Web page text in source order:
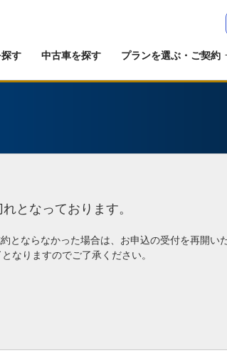
す 中古車を探す プランを選ぶ・ご契約
となっております。
とならなかった場合は、お申込の受付を再開いた
なりますのでご了承ください。